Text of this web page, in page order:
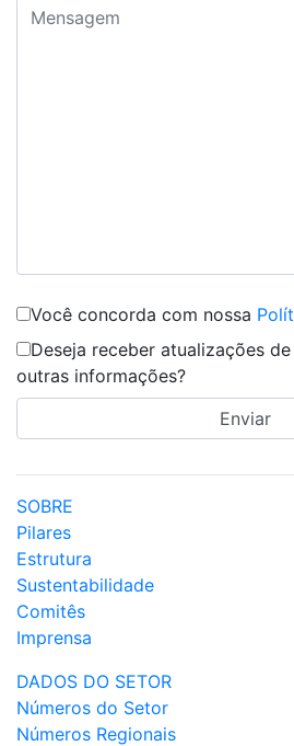
Você concorda com nossa
Deseja receber atualizações
outras informações?
SOBRE
Pilares
Estrutura
Sustentabilidade
Comitês
Imprensa
DADOS DO SETOR
Números do Setor
Números Regionais